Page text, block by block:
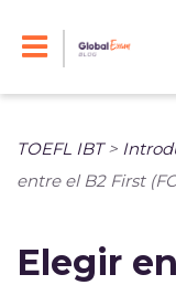
TOEFL IBT>
entre el B2 First
Elegir